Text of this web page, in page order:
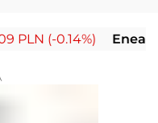
(-0.14%) Enea S.A.